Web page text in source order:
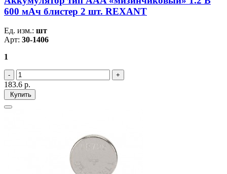
600 мАч блистер 2 шт. REXANT
Ед. изм.: шт
Арт: 30-1406
1
183.6 р.
Купить